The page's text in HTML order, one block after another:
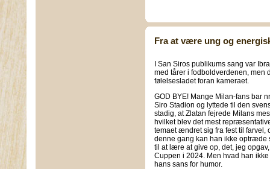
Fra at være ung og
I San Siros publikums sang var
med tårer i fodboldverdenen, men
følelsesladet foran kameraet.
GOD BYE! Mange Milan-fans bar
Siro Stadion og lyttede til den
stadig, at Zlatan fejrede Milans
hvilket blev det mest
temaet ændret sig fra fest til farvel,
denne gang kan han ikke optræde
til at lære at give op, det, jeg
Cuppen i 2024. Men hvad han
hans sans for humor.